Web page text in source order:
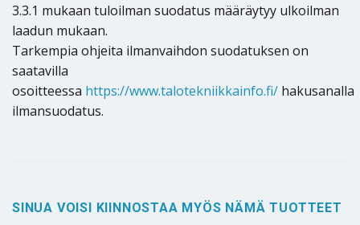
3.3.1 mukaan tuloilman suodatus määräytyy ulkoilman
laadun mukaan.
Tarkempia ohjeita ilmanvaihdon suodatuksen on
saatavilla
osoitteessa https://www.talotekniikkainfo.fi/ hakusanalla
ilmansuodatus.
SINUA VOISI KIINNOSTAA MYÖS NÄMÄ TUOTTEET